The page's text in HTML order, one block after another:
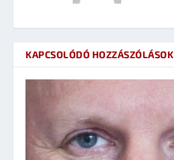
KAPCSOLÓDÓ HOZZÁSZÓLÁSOK